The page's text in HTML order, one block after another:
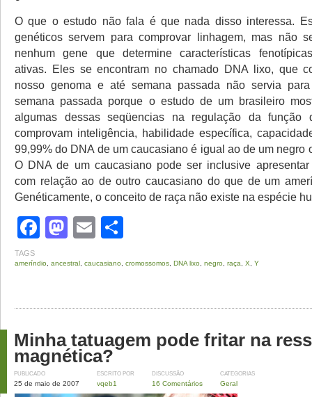
O que o estudo não fala é que nada disso interessa.
genéticos servem para comprovar linhagem, mas não
nenhum gene que determine características
ativas. Eles se encontram no chamado DNA lixo, que
nosso genoma e até semana passada não servia
semana passada porque o estudo de um brasileiro
algumas dessas seqüencias na regulação da função
comprovam inteligência, habilidade específica,
99,99% do DNA de um caucasiano é igual ao de um negro
O DNA de um caucasiano pode ser inclusive
com relação ao de outro caucasiano do que de um
Genéticamente, o conceito de raça não existe na espécie
Facebook
Mastodon
Email
TAGS
ameríndio ancestral caucasiano cromossomos DNA lixo negro raça X Y
Minha tatuagem pode fritar na
magnética?
PUBLICADO
25 de maio de 2007
ESCRITO POR
vqeb1
DISCUSSÃO
16 Comentários
CATEGORIAS
Geral